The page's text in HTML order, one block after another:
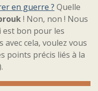
en guerre ? Quelle
! Non, non ! Nous
est bon pour les
avec cela, voulez vous
points précis liés à la